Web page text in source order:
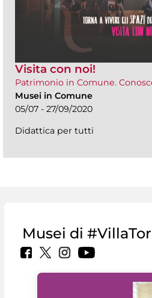
Visita con noi!
Patrimonio in Comune.
Musei in Comune
05/07 - 27/09/2020
Didattica per tutti
Musei di